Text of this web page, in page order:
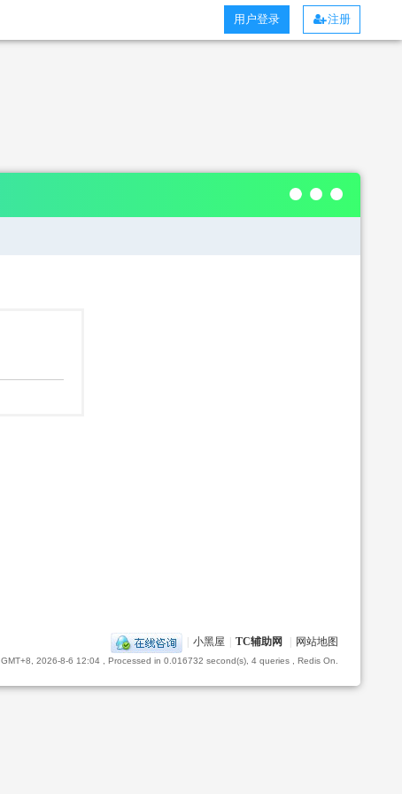
用户登录 注册
小黑屋 TC辅助网 网站地图
GMT+8, 2026-8-6 12:04 , Processed in 0.016732 second(s), 4 queries , Redis On.